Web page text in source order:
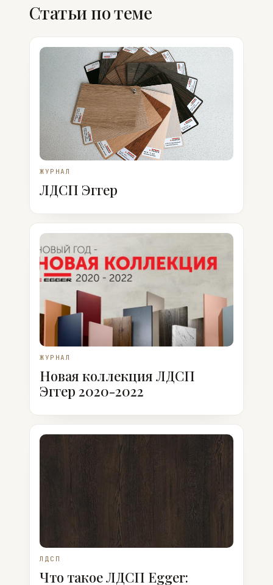
Статьи по теме
ЖУРНАЛ
ЛДСП Эггер
ЖУРНАЛ
Новая коллекция ЛДСП
Эггер 2020-2022
ЛДСП
Что такое ЛДСП Egger: